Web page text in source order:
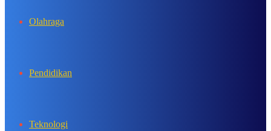
Olahraga
Pendidikan
Teknologi